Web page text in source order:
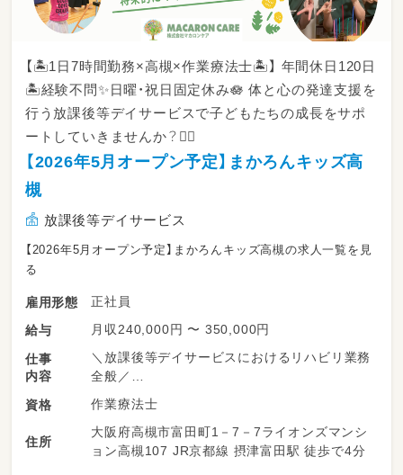
【🏝️1日7時間勤務×高槻×作業療法士🏝️】 年間休日120日
🏝️経験不問✨日曜・祝日固定休み🪷 体と心の発達支援を
行う放課後等デイサービスで子どもたちの成長をサポ
ートしていきませんか？🙆‍♂️
【2026年5月オープン予定】まかろんキッズ高
槻
放課後等デイサービス
【2026年5月オープン予定】まかろんキッズ高槻の求人一覧を見
る
雇用形態
正社員
給与
月収240,000円 〜 350,000円
仕事
内容
＼放課後等デイサービスにおけるリハビリ業務
全般／
学校やご家庭での日常生活に困りごとを抱える
お子さんに、運動を中心に身体の発達を促して
いきます！
資格 作業療法士
住所
大阪府高槻市富田町1－7－7ライオンズマンシ
ョン高槻107 JR京都線 摂津富田駅 徒歩で4分